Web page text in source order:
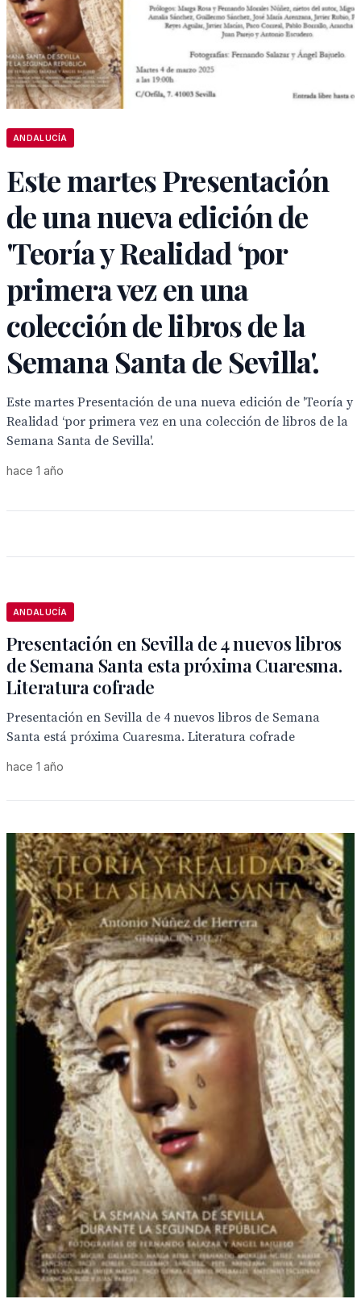
ANDALUCÍA
Este martes Presentación
de una nueva edición de
'Teoría y Realidad ‘por
primera vez en una
colección de libros de la
Semana Santa de Sevilla'.
Este martes Presentación de una nueva edición de 'Teoría y
Realidad ‘por primera vez en una colección de libros de la
Semana Santa de Sevilla'.
hace 1 año
ANDALUCÍA
Presentación en Sevilla de 4 nuevos libros
de Semana Santa esta próxima Cuaresma.
Literatura cofrade
Presentación en Sevilla de 4 nuevos libros de Semana
Santa está próxima Cuaresma. Literatura cofrade
hace 1 año